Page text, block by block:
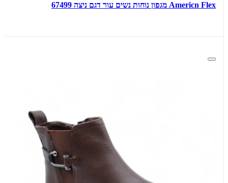
Americn Flex מגפון נוחות נשים עור דגם ניצה 67499